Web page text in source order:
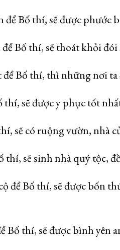
Bố thí, sẽ được phước
Bố thí, sẽ thoát khỏi đói
Bố thí, thì những nơi ta
sẽ được y phục tốt
sẽ có ruộng vườn, nhà
sẽ sinh nhà quý tộc,
để Bố thí, sẽ được bốn
thí, sẽ được bình yên